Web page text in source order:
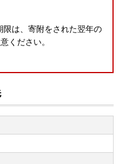
は、寄附をされた翌年の
ください。
000397109.pdf
介しておりますのでご確
報の保護は遷移先サイト